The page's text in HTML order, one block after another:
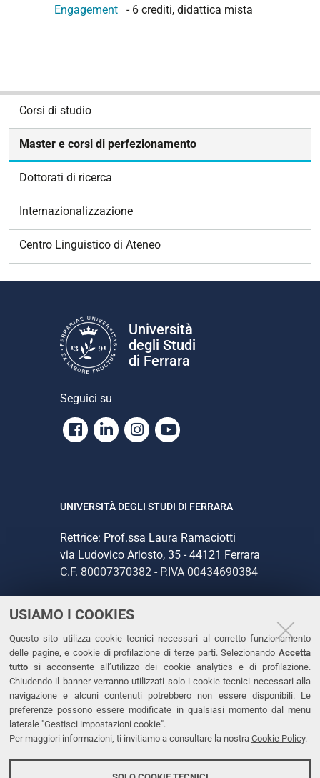
USIAMO I COOKIES
Questo sito utilizza cookie tecnici necessari al corretto funzionamento
delle pagine, e cookie di profilazione di terze parti. Selezionando Accetta
tutto si acconsente all’utilizzo dei cookie analytics e di profilazione.
Chiudendo il banner verranno utilizzati solo i cookie tecnici necessari alla
navigazione e alcuni contenuti potrebbero non essere disponibili. Le
preferenze possono essere modificate in qualsiasi momento dal menu
laterale "Gestisci impostazioni cookie".
Per maggiori informazioni, ti invitiamo a consultare la nostra Cookie Policy.
Engagement
- 6 crediti, didattica mista
Corsi di studio
Master e corsi di perfezionamento
Dottorati di ricerca
Internazionalizzazione
Centro Linguistico di Ateneo
Università
degli Studi
di Ferrara
Seguici su
Facebook
LinkedinInstagram
Youtube
UNIVERSITÀ DEGLI STUDI DI FERRARA
Rettrice: Prof.ssa Laura Ramaciotti
via Ludovico Ariosto, 35 - 44121 Ferrara
C.F. 80007370382 - P.IVA 00434690384
CONTATTI
Tel. +39 0532 293111
Fax. +39 0532 293031
PEC
LINKS
Dichiarazione di accessibilità